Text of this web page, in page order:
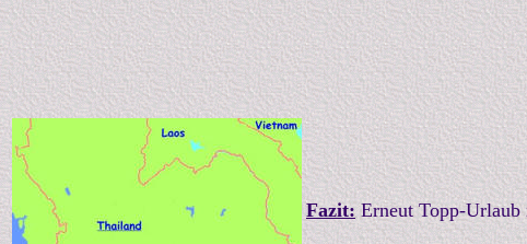
Fazit:Erneut Topp-Urlaub